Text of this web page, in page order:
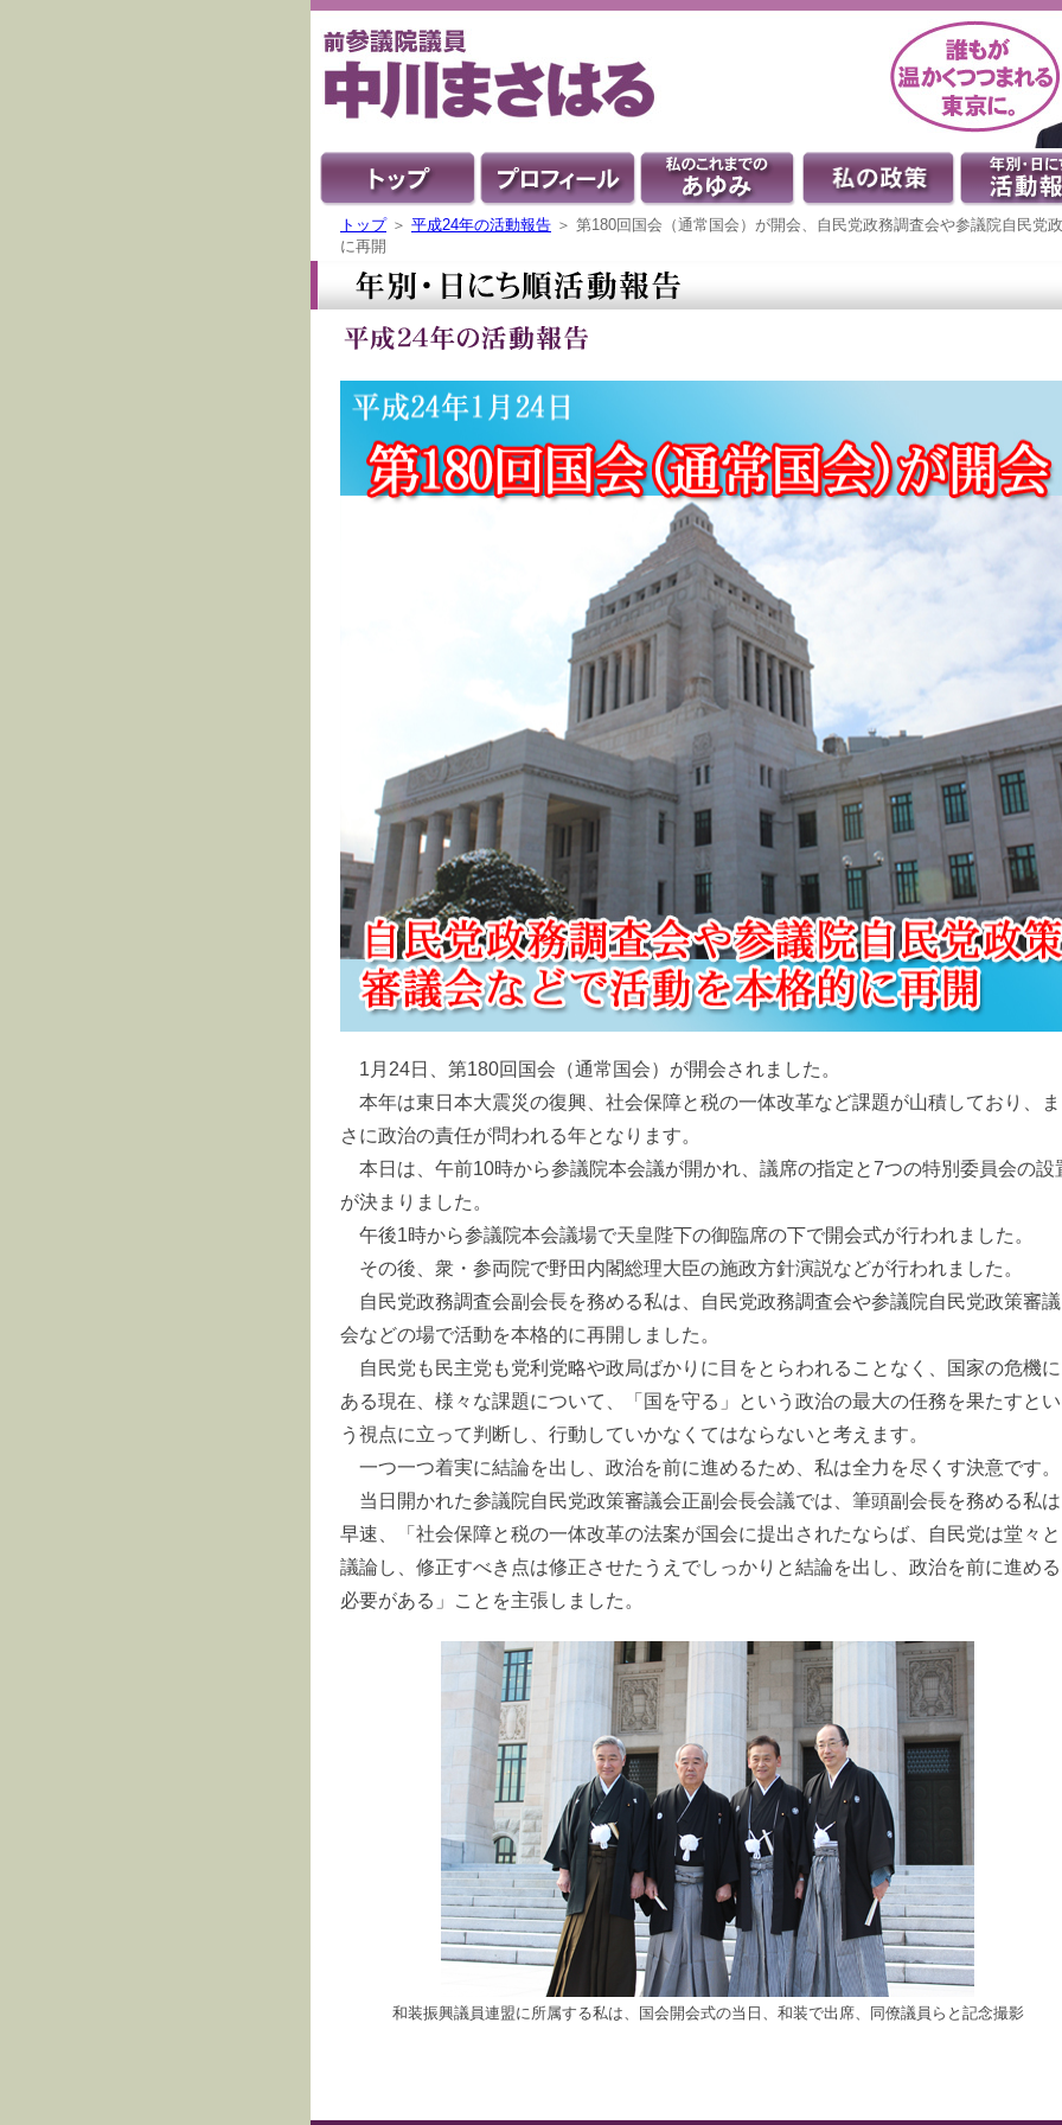
トップ＞ 平成24年の活動報告 ＞ 第180回国会（通常国会）が開会、自民党政務調査会や参議院自民党
に再開
1月24日、第180回国会（通常国会）が開会されました。
本年は東日本大震災の復興、社会保障と税の一体改革など課題が山積しており、ま
さに政治の責任が問われる年となります。
本日は、午前10時から参議院本会議が開かれ、議席の指定と7つの特別委員会の設
が決まりました。
午後1時から参議院本会議場で天皇陛下の御臨席の下で開会式が行われました。
その後、衆・参両院で野田内閣総理大臣の施政方針演説などが行われました。
自民党政務調査会副会長を務める私は、自民党政務調査会や参議院自民党政策審議
会などの場で活動を本格的に再開しました。
自民党も民主党も党利党略や政局ばかりに目をとらわれることなく、国家の危機に
ある現在、様々な課題について、「国を守る」という政治の最大の任務を果たすとい
う視点に立って判断し、行動していかなくてはならないと考えます。
一つ一つ着実に結論を出し、政治を前に進めるため、私は全力を尽くす決意です。
当日開かれた参議院自民党政策審議会正副会長会議では、筆頭副会長を務める私は
早速、「社会保障と税の一体改革の法案が国会に提出されたならば、自民党は堂々と
議論し、修正すべき点は修正させたうえでしっかりと結論を出し、政治を前に進める
必要がある」ことを主張しました。
和装振興議員連盟に所属する私は、国会開会式の当日、和装で出席、同僚議員らと記念撮影